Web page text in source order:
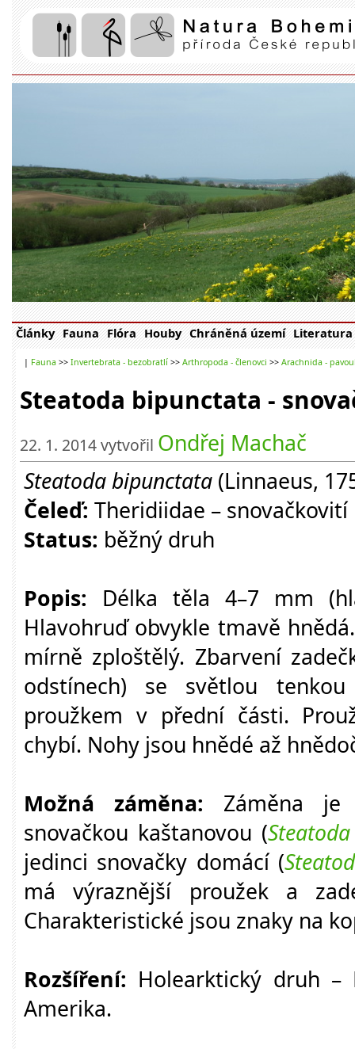
Články Fauna Flóra Houby Chráněná území Literatura
| Fauna >> Invertebrata - bezobratlí >> Arthropoda - členovci >> Arachnida -
Steatoda bipunctata -
22. 1. 2014 vytvořil Ondřej Machač
Steatoda bipunctata (Linnaeus,
Čeleď: Theridiidae – snovačkovití
Status: běžný druh
Popis: Délka těla 4–7 mm
Hlavohruď obvykle tmavě
mírně zploštělý. Zbarvení
odstínech) se světlou
proužkem v přední části.
chybí. Nohy jsou hnědé až
Možná záměna: Záměna
snovačkou kaštanovou (
jedinci snovačky domácí (
má výraznější proužek a
Charakteristické jsou znaky na
Rozšíření: Holearktický druh –
Amerika.